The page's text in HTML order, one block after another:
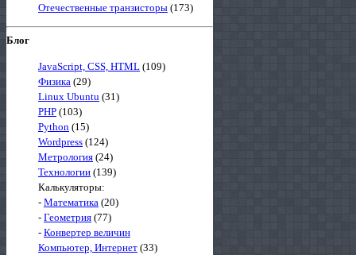
Отечественные транзисторы (173)
Блог
JavaScript, CSS, HTML (109)
Физика (29)
Linux Ubuntu (31)
PHP (103)
Python (15)
Wordpress (124)
Метрология (24)
Технологии (139)
Калькуляторы:
- Математика (20)
- Геометрия (77)
- Конвертер величин
Компьютер, Интернет (33)